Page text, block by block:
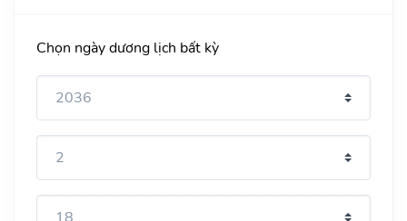
Chọn ngày dương lịch bất kỳ